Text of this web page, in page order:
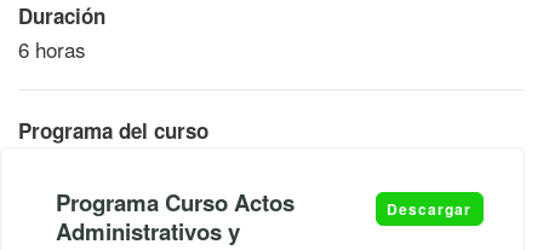
Duración
6 horas
Programa del curso
Programa Curso Actos
Administrativos y
Descargar